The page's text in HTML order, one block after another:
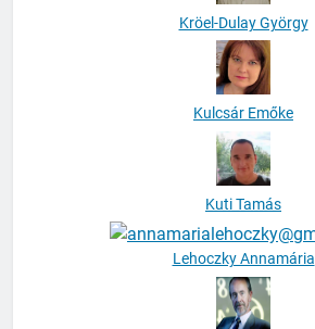
Kröel-Dulay György
Kulcsár Emőke
Kuti Tamás
Lehoczky Annamária